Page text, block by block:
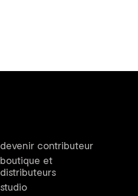
devenir contributeur
boutique et
distributeurs
studio